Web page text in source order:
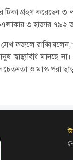
টিকা গ্রহণ করেছেন
৩ হাজার
সেখ ফজলে রাব্বি
মানছে
ও মাস্ক পরা